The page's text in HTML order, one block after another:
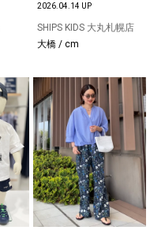
2026.04.14 UP
SHIPS KIDS 大丸札幌店
大橋 / cm